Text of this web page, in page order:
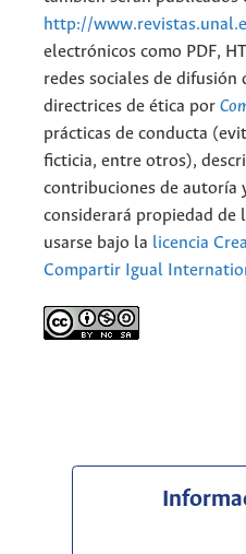
http://
electrónicos como PDF,
redes sociales de
directrices de ética por
prácticas de conducta
ficticia, entre otros),
contribuciones de autoría
considerará propiedad de
usarse bajo la licencia
Compartir Igual